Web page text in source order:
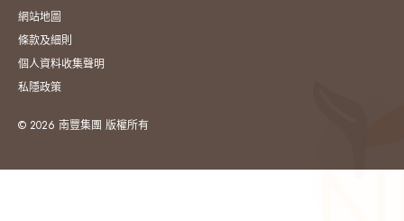
網站地圖
條款及細則
個人資料收集聲明
私隱政策
© 2026 南豐集團 版權所有